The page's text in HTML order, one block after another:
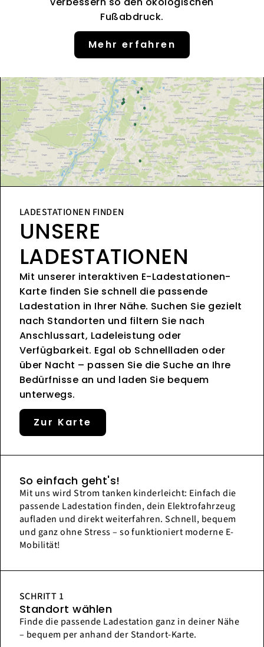
Fußabdruck.
Mehr erfahren
LADESTATIONEN FINDEN
UNSERE
LADESTATIONEN
Mit unserer interaktiven E-Ladestationen-
Karte finden Sie schnell die passende
Ladestation in Ihrer Nähe. Suchen Sie gezielt
nach Standorten und filtern Sie nach
Anschlussart, Ladeleistung oder
Verfügbarkeit. Egal ob Schnellladen oder
über Nacht – passen Sie die Suche an Ihre
Bedürfnisse an und laden Sie bequem
unterwegs.
Zur Karte
So einfach geht's!
Mit uns wird Strom tanken kinderleicht: Einfach die
passende Ladestation finden, dein Elektrofahrzeug
aufladen und direkt weiterfahren. Schnell, bequem
und ganz ohne Stress – so funktioniert moderne E-
Mobilität!
SCHRITT 1
Standort wählen
Finde die passende Ladestation ganz in deiner Nähe
– bequem per anhand der Standort-Karte.